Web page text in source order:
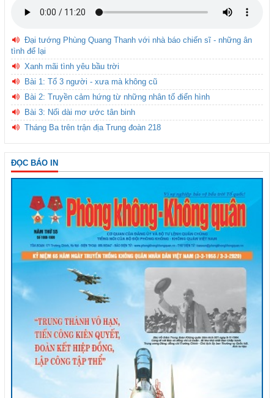
Đại tướng Phùng Quang Thanh với nhà báo chiến sĩ - những ân
tình để lại
Xanh mãi tình yêu bầu trời
Bài 1: Tổ 3 người - xưa mà không cũ
Bài 2: Truyền cảm hứng từ những nhân tố điển hình
Bài 3: Nối dài mơ ước tân binh
Tháng Ba trên trận địa Trung đoàn 218
ĐỌC BÁO IN